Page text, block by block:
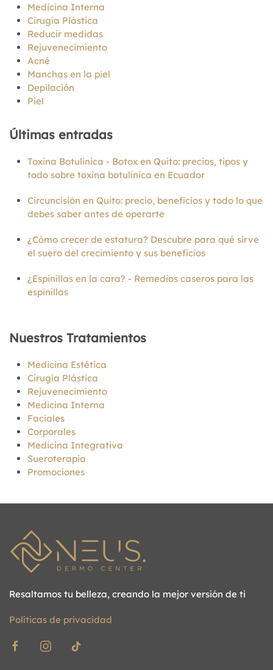
Medicina Interna
Cirugía Plástica
Reducir medidas
Rejuvenecimiento
Acné
Manchas en la piel
Depilación
Piel
Últimas entradas
Toxina Botulinica - Botox en Quito: precios, tipos y
todo sobre toxina botulínica en Ecuador
Circuncisión en Quito: precio, beneficios y todo lo que
debes saber antes de operarte
¿Cómo crecer de estatura? Descubre para qué sirve
el suero del crecimiento y sus beneficios
¿Espinillas en la cara? - Remedios caseros para las
espinillas
Nuestros Tratamientos
Medicina Estética
Cirugía Plástica
Rejuvenecimiento
Medicina Interna
Faciales
Corporales
Medicina Integrativa
Sueroterapia
Promociones
Resaltamos tu belleza, creando la mejor versión de ti
Políticas de privacidad